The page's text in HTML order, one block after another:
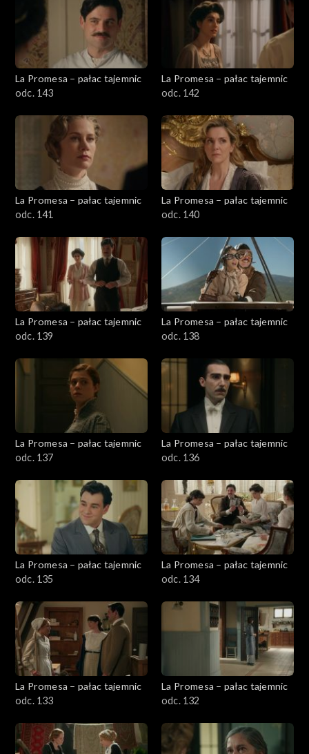
La Promesa – pałac tajemnic
odc. 143
La Promesa – pałac tajemnic
odc. 142
La Promesa – pałac tajemnic
odc. 141
La Promesa – pałac tajemnic
odc. 140
La Promesa – pałac tajemnic
odc. 139
La Promesa – pałac tajemnic
odc. 138
La Promesa – pałac tajemnic
odc. 137
La Promesa – pałac tajemnic
odc. 136
La Promesa – pałac tajemnic
odc. 135
La Promesa – pałac tajemnic
odc. 134
La Promesa – pałac tajemnic
odc. 133
La Promesa – pałac tajemnic
odc. 132